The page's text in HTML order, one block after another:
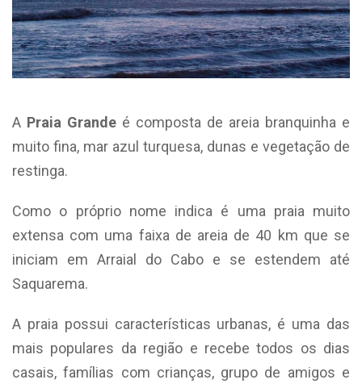
A Praia Grande é composta de areia branquinha e
muito fina, mar azul turquesa, dunas e vegetação de
restinga.
Como o próprio nome indica é uma praia muito
extensa com uma faixa de areia de 40 km que se
iniciam em Arraial do Cabo e se estendem até
Saquarema.
A praia possui características urbanas, é uma das
mais populares da região e recebe todos os dias
casais, famílias com crianças, grupo de amigos e